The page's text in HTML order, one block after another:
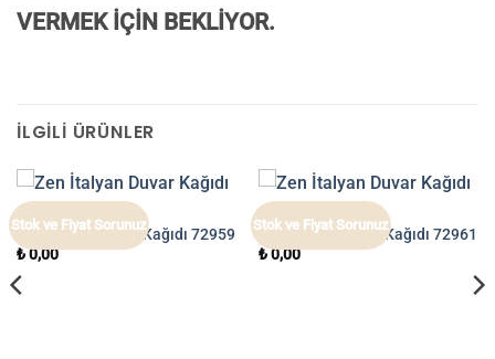
VERMEK İÇİN BEKLİYOR.
İLGILI ÜRÜNLER
Stok ve Fiyat Sorunuz
Zen İtalyan Duvar Kağıdı 72959
₺0,00
Stok ve Fiyat Sorunuz
Zen İtalyan Duvar Kağıdı 72961
₺0,00